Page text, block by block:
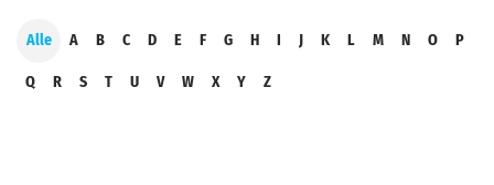
Alle A B C D E F G H I J K L M N O P
Q R S T U V W X Y Z